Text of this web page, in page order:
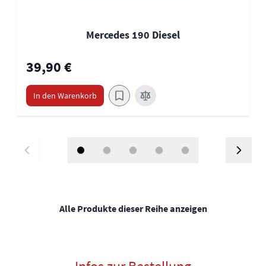
Mercedes 190 Diesel
39,90 €
In den Warenkorb
Alle Produkte dieser Reihe anzeigen